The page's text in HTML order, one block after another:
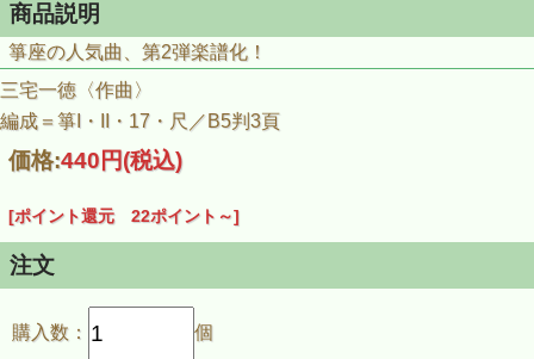
商品説明
箏座の人気曲、第2弾楽譜化！
三宅一徳〈作曲〉
編成＝箏I・II・17・尺／B5判3頁
価格:440円(税込)
[ポイント還元 22ポイント～]
注文
購入数： 個